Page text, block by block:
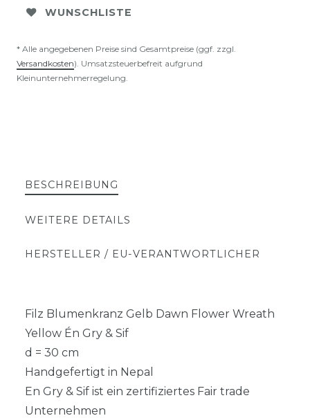
WUNSCHLISTE
* Alle angegebenen Preise sind Gesamtpreise (ggf. zzgl.
Versandkosten). Umsatzsteuerbefreit aufgrund
Kleinunternehmerregelung.
BESCHREIBUNG
WEITERE DETAILS
HERSTELLER / EU-VERANTWORTLICHER
Filz Blumenkranz Gelb Dawn Flower Wreath
Yellow Én Gry & Sif
d = 30 cm
Handgefertigt in Nepal
En Gry & Sif ist ein zertifiziertes Fair trade
Unternehmen